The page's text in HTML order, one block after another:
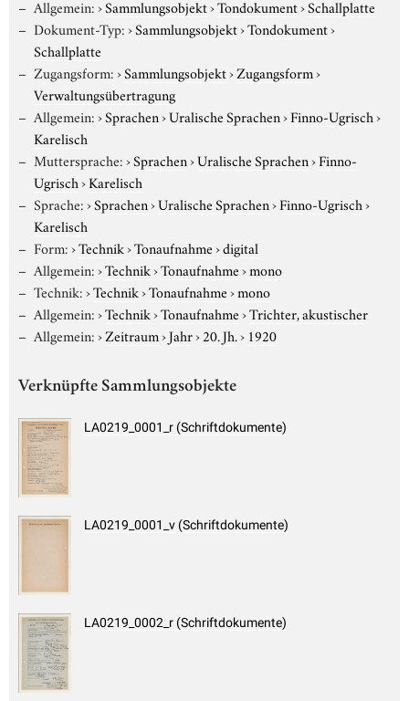
Allgemein:›Sammlungsobjekt›Tondokument›Schallplatte
Dokument-Typ:›Sammlungsobjekt›Tondokument›
Schallplatte
Zugangsform:›Sammlungsobjekt›Zugangsform›
Verwaltungsübertragung
Allgemein:›Sprachen›Uralische Sprachen›Finno-Ugrisch›
Karelisch
Muttersprache:›Sprachen›Uralische Sprachen›Finno-
Ugrisch›Karelisch
Sprache:›Sprachen›Uralische Sprachen›Finno-Ugrisch›
Karelisch
Form:›Technik›Tonaufnahme›digital
Allgemein:›Technik›Tonaufnahme›mono
Technik:›Technik›Tonaufnahme›mono
Allgemein:›Technik›Tonaufnahme›Trichter, akustischer
Allgemein:›Zeitraum›Jahr›20. Jh.› 1920
Verknüpfte Sammlungsobjekte
LA0219_0001_r (Schriftdokumente)
LA0219_0001_v (Schriftdokumente)
LA0219_0002_r (Schriftdokumente)